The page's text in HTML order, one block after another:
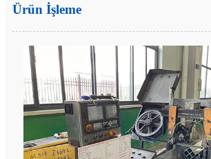
Ürün İşleme